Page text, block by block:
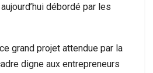
débordé par les
grand projet attendue par la
digne aux entrepreneurs